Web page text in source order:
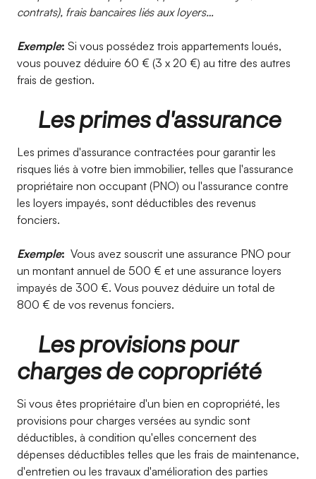
contrats), frais bancaires liés aux loyers…
Exemple: Si vous possédez trois appartements loués,
vous pouvez déduire 60 € (3 x 20 €) au titre des autres
frais de gestion.
Les primes d'assurance
Les primes d'assurance contractées pour garantir les
risques liés à votre bien immobilier, telles que l'assurance
propriétaire non occupant (PNO) ou l'assurance contre
les loyers impayés, sont déductibles des revenus
fonciers.
Exemple: Vous avez souscrit une assurance PNO pour
un montant annuel de 500 € et une assurance loyers
impayés de 300 €. Vous pouvez déduire un total de
800 € de vos revenus fonciers.
Les provisions pour
charges de copropriété
Si vous êtes propriétaire d'un bien en copropriété, les
provisions pour charges versées au syndic sont
déductibles, à condition qu'elles concernent des
dépenses déductibles telles que les frais de maintenance,
d'entretien ou les travaux d'amélioration des parties